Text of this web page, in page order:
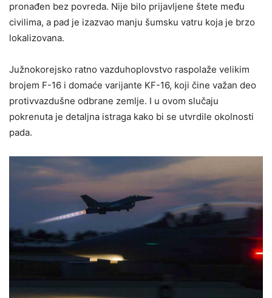
pronađen bez povreda. Nije bilo prijavljene štete među
civilima, a pad je izazvao manju šumsku vatru koja je brzo
lokalizovana.
Južnokorejsko ratno vazduhoplovstvo raspolaže velikim
brojem F-16 i domaće varijante KF-16, koji čine važan deo
protivvazdušne odbrane zemlje. I u ovom slučaju
pokrenuta je detaljna istraga kako bi se utvrdile okolnosti
pada.